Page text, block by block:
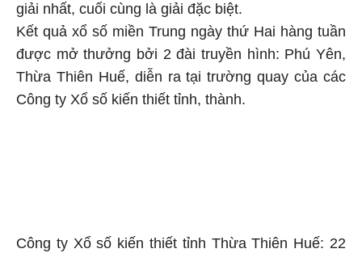
giải nhất, cuối cùng là giải đặc biệt.
Kết quả xổ số miền Trung ngày thứ Hai hàng tuần
được mở thưởng bởi 2 đài truyền hình: Phú Yên,
Thừa Thiên Huế, diễn ra tại trường quay của các
Công ty Xổ số kiến thiết tỉnh, thành.
Công ty Xổ số kiến thiết tỉnh Thừa Thiên Huế: 22